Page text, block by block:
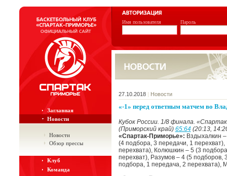
Имя пользователя Пароль
Заглавная
Новости
Новости
Обзор прессы
Клуб
Команда
27.10.2018 | Новости
«-1» перед ответным матчем во
Кубок России. 1/8 финала.
(Приморский край) 65:64(20:13,
«Спартак-Приморье»: Вздыхалкин
(4 подбора, 3 передачи, 1
перехвата), Колюшкин – 5 (3
перехват), Разумов – 4 (5 подборов,
подбора, 1 передача, 2 перехвата),